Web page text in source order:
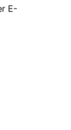
E-